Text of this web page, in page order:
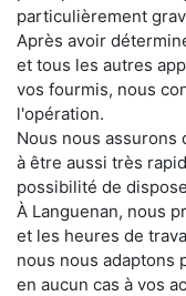
particulièrement
Après avoir
et tous les autres
vos fourmis, nous
l'opération.
Nous nous
à être aussi très
possibilité de
À Languenan, nous
et les heures de
nous nous adaptons
en aucun cas à vos